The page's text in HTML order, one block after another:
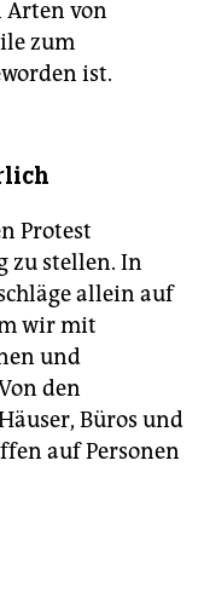
Arten von
zum
ist.
Protest
zu stellen. In
allein auf
wir mit
und
den
Büros und
auf Personen